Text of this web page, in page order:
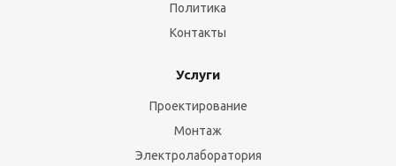
Политика
Контакты
Услуги
Проектирование
Монтаж
Электролаборатория